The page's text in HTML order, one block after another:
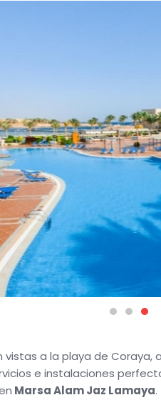
vistas a la playa de Coraya,
e instalaciones
Marsa Alam Jaz Lamaya.